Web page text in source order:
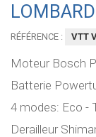
RÉFÉRENCE : VTT
Moteur Bosch
Batterie
4 modes: Eco -
Derailleur